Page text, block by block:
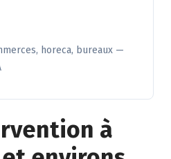
horeca, bureaux —
à